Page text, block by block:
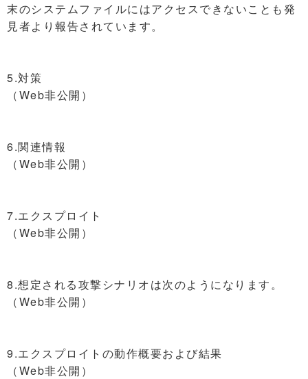
末のシステムファイルにはアクセスできないことも発
見者より報告されています。
5.対策
（Web非公開）
6.関連情報
（Web非公開）
7.エクスプロイト
（Web非公開）
8.想定される攻撃シナリオは次のようになります。
（Web非公開）
9.エクスプロイトの動作概要および結果
（Web非公開）